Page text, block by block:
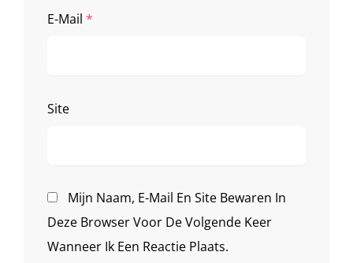
E-Mail *
Site
Mijn Naam, E-Mail En Site Bewaren In
Deze Browser Voor De Volgende Keer
Wanneer Ik Een Reactie Plaats.